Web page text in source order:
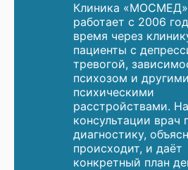
Клиника «МОСМЕД»
работает с 2006
время через
пациенты с
тревогой,
психозом и другими
психическими
расстройствами.
консультации врач
диагностику,
происходит, и даёт
конкретный план